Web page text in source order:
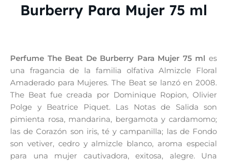
Burberry Para Mujer 75 ml
Perfume The Beat De Burberry Para Mujer 75 ml es
una fragancia de la familia olfativa Almizcle Floral
Amaderado para Mujeres. The Beat se lanzó en 2008.
The Beat fue creada por Dominique Ropion, Olivier
Polge y Beatrice Piquet. Las Notas de Salida son
pimienta rosa, mandarina, bergamota y cardamomo;
las de Corazón son iris, té y campanilla; las de Fondo
son vetiver, cedro y almizcle blanco, aroma especial
para una mujer cautivadora, exitosa, alegre. Una